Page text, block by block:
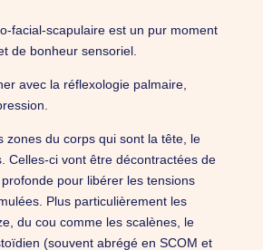
facial-scapulaire est un pur moment
de bonheur sensoriel.
avec la réflexologie palmaire,
zones du corps qui sont la tête, le
Celles-ci vont être décontractées de
pour libérer les tensions
Plus particulièrement les
du cou comme les scalènes, le
(souvent abrégé en SCOM et